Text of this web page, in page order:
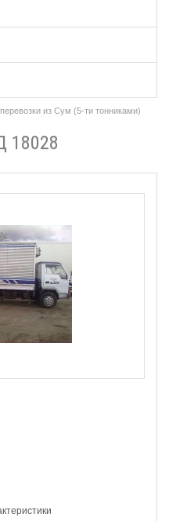
из Сум (5-ти тонниками)
18028